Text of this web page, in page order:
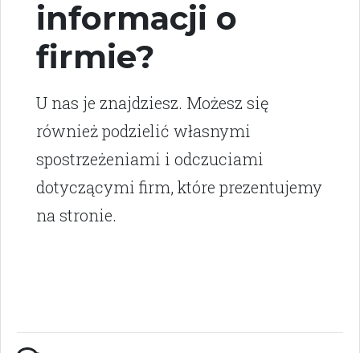
informacji o
firmie?
U nas je znajdziesz. Możesz się
również podzielić własnymi
spostrzeżeniami i odczuciami
dotyczącymi firm, które prezentujemy
na stronie.